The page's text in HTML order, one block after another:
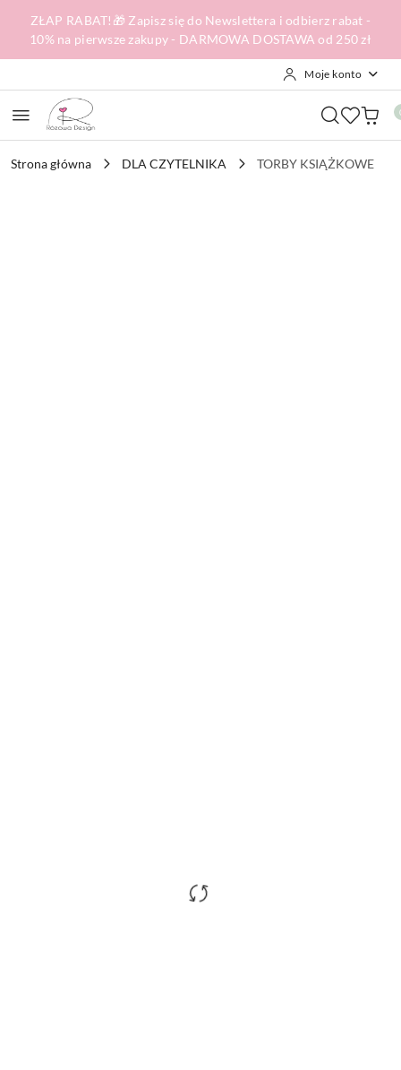
Przejdź do treści głównej
Przejdź do wyszukiwarki
Przejdź do moje konto
Przejdź do menu głównego
Przejdź do opisu produktu
Przejdź do stopki
ZŁAP RABAT!🎁 Zapisz się do Newslettera i odbierz rabat -
10% na pierwsze zakupy - DARMOWA DOSTAWA od 250 zł
Moje konto
Strona główna DLA CZYTELNIKA TORBY KSIĄŻKOWE